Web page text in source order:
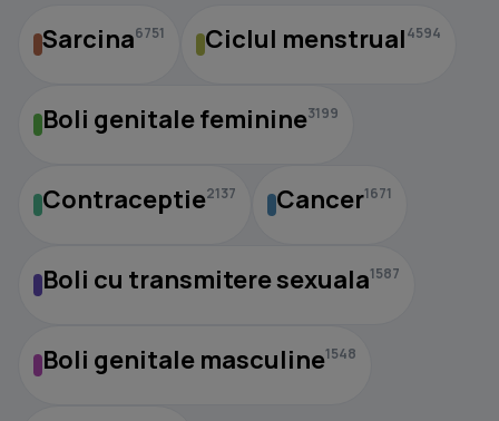
Sarcina6751 Ciclul menstrual4594
Boli genitale feminine3199
Contraceptie2137 Cancer1671
Boli cu transmitere sexuala1587
Boli genitale masculine1548